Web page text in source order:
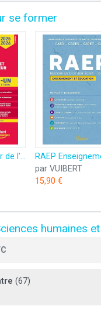
se former
Concours Infirmier de l'Éducation nationale et de l'Enseignement supérieur - Tout-en-un: Concours 2025-2026
par VUIBERT
15,90 €
humaines
(67)